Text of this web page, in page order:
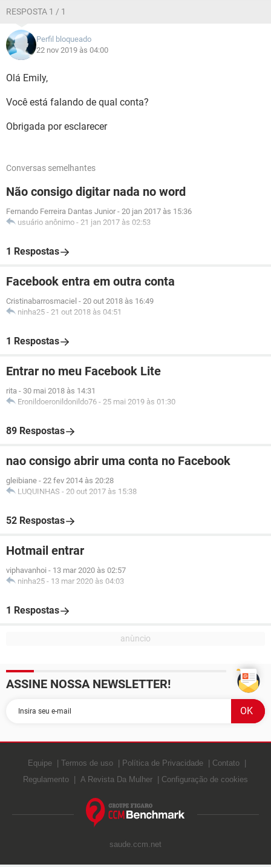
RESPOSTA 1 / 1
Perfil bloqueado
22 nov 2019 às 04:00
Olá Emily,
Você está falando de qual conta?
Obrigada por esclarecer
Conversas semelhantes
Não consigo digitar nada no word
Fernando Ferreira Dantas Junior - 20 jan 2017 às 15:36
usuário anônimo - 21 jan 2017 às 02:53
1 Respostas
Facebook entra em outra conta
Cristinabarrosmaciel - 20 out 2018 às 16:49
ninha25 - 21 out 2018 às 04:51
1 Respostas
Entrar no meu Facebook Lite
rita - 30 mai 2018 às 14:31
Eronildoeronildonildo76 - 25 mai 2019 às 01:30
89 Respostas
nao consigo abrir uma conta no Facebook
gleibiane - 22 fev 2014 às 20:28
LUQUINHAS - 20 out 2017 às 15:38
52 Respostas
Hotmail entrar
viphavanhoi - 13 mar 2020 às 02:57
ninha25 - 13 mar 2020 às 04:03
1 Respostas
ASSINE NOSSA NEWSLETTER!
Equipe Termos de uso Política de Privacidade
Contato
Regulamento
A Revista Da Mulher Configuração de cookies
saude.ccm.net